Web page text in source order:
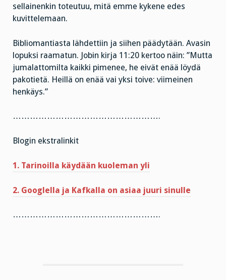
sellainenkin toteutuu, mitä emme kykene edes
kuvittelemaan.
Bibliomantiasta lähdettiin ja siihen päädytään. Avasin
lopuksi raamatun. Jobin kirja 11:20 kertoo näin: ”Mutta
jumalattomilta kaikki pimenee, he eivät enää löydä
pakotietä. Heillä on enää vai yksi toive: viimeinen
henkäys.”
…………………………………………….
Blogin ekstralinkit
1. Tarinoilla käydään kuoleman yli
2. Googlella ja Kafkalla on asiaa juuri sinulle
…………………………………………….